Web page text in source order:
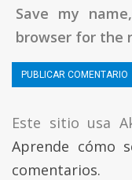
Save my
browser for the
Este sitio usa
Aprende cómo
comentarios.